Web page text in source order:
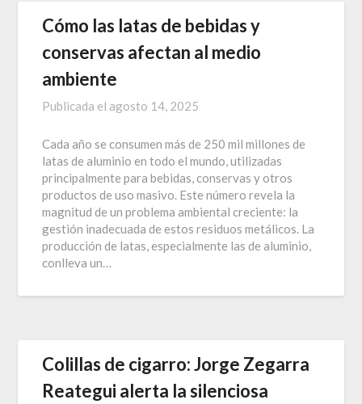
Cómo las latas de bebidas y
conservas afectan al medio
ambiente
Publicada el agosto 14, 2025
Cada año se consumen más de 250 mil millones de
latas de aluminio en todo el mundo, utilizadas
principalmente para bebidas, conservas y otros
productos de uso masivo. Este número revela la
magnitud de un problema ambiental creciente: la
gestión inadecuada de estos residuos metálicos. La
producción de latas, especialmente las de aluminio,
conlleva un…
Colillas de cigarro: Jorge Zegarra
Reategui alerta la silenciosa